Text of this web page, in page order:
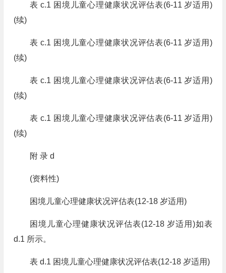
表 c.1 困境儿童心理健康状况评估表(6-11 岁适用)
(续)
表 c.1 困境儿童心理健康状况评估表(6-11 岁适用)
(续)
表 c.1 困境儿童心理健康状况评估表(6-11 岁适用)
(续)
表 c.1 困境儿童心理健康状况评估表(6-11 岁适用)
(续)
附 录 d
(资料性)
困境儿童心理健康状况评估表(12-18 岁适用)
困境儿童心理健康状况评估表(12-18 岁适用)如表
d.1 所示。
表 d.1 困境儿童心理健康状况评估表(12-18 岁适用)